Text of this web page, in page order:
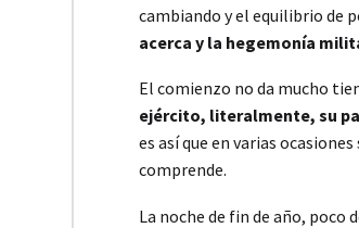
cambiando y el equilibrio de
acerca y la hegemonía
El comienzo no da mucho
ejército, literalmente, su
es así que en varias
comprende.
La noche de fin de año, poco